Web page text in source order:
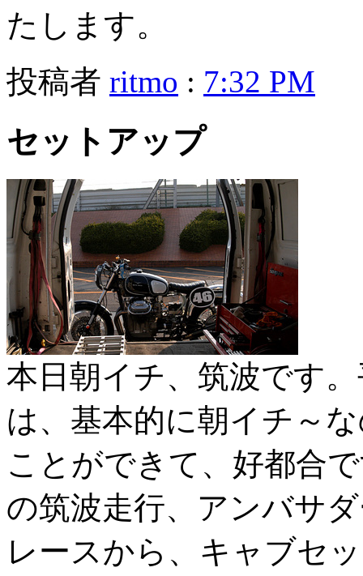
たします。
投稿者 ritmo : 7:32 PM
セットアップ
本日朝イチ、筑波です
は、基本的に朝イチ～
ことができて、好都合
の筑波走行、アンバサ
レースから、キャブセ